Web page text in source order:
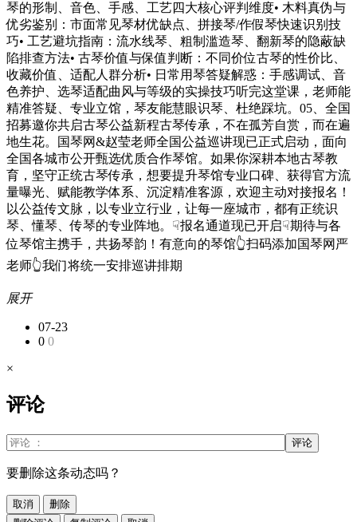
琴的形制、音色、手感、工艺四大核心评判维度• 木料真伪与
优劣鉴别：市面常见琴材优缺点、拼接琴/作假琴快速识别技
巧• 工艺避坑指南：流水线琴、粗制滥造琴、翻新琴的隐蔽缺
陷排查方法• 古琴价值与保值判断：不同价位古琴的性价比、
收藏价值、适配人群分析• 日常用琴答疑解惑：手感调试、音
色养护、选琴适配曲风与等级的实操技巧听完这堂课，老师能
精准答疑、专业立馆，琴友能慧眼识琴、杜绝踩坑。05、全国
招募邀你共启古琴公益新程古琴传承，不在孤芳自赏，而在遍
地生花。国琴网&赵莹老师全国公益巡讲现已正式启动，面向
全国各城市公开甄选优质合作琴馆。如果你深耕本地古琴教
育，坚守正统古琴传承，想要提升琴馆专业口碑、获得官方流
量曝光、赋能教学体系、沉淀精准客源，欢迎主动对接报名！
以公益传文脉，以专业立行业，让每一座城市，都有正统识
琴、懂琴、传琴的专业阵地。☟报名通道现已开启☟期待与各
位琴馆主携手，共扬琴韵！有意向的琴馆👆扫码添加国琴网严
老师👆我们将统一安排巡讲排期
展开
07-23
0 0
×
评论
评论
要删除这条动态吗？
取消
删除